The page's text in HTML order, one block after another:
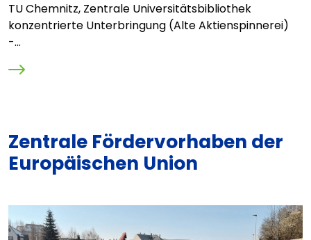
TU Chemnitz, Zentrale Universitätsbibliothek
konzentrierte Unterbringung (Alte Aktienspinnerei)
-...
Zentrale Fördervorhaben der
Europäischen Union